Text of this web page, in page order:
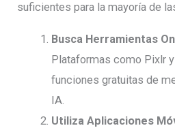
suficientes para la mayoría de
Busca Herramientas
Plataformas como Pixlr
funciones gratuitas de
IA.
Utiliza Aplicaciones